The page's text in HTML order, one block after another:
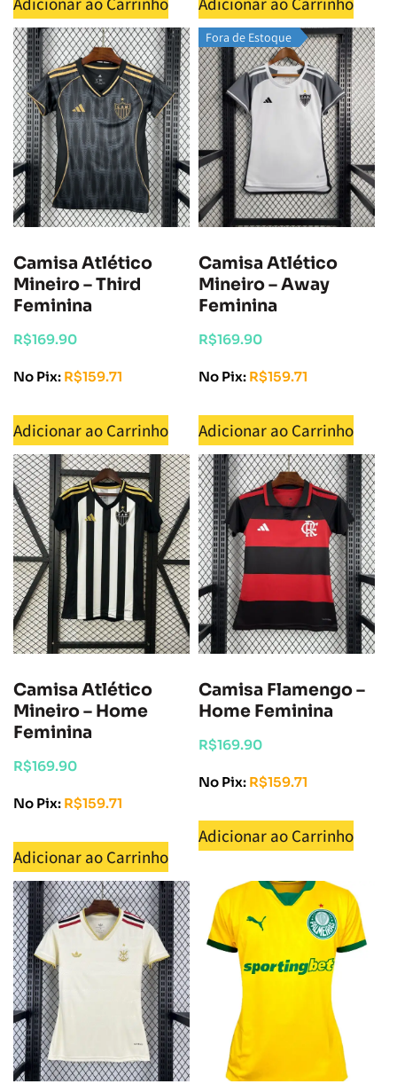
Camisa Atlético
Mineiro – Third
Feminina
R$169.90
No Pix: R$159.71
Adicionar ao Carrinho
Fora de Estoque
Camisa Atlético
Mineiro – Away
Feminina
R$169.90
No Pix: R$159.71
Adicionar ao Carrinho
Camisa Atlético
Mineiro – Home
Feminina
R$169.90
No Pix: R$159.71
Adicionar ao Carrinho
Camisa Flamengo –
Home Feminina
R$169.90
No Pix: R$159.71
Adicionar ao Carrinho